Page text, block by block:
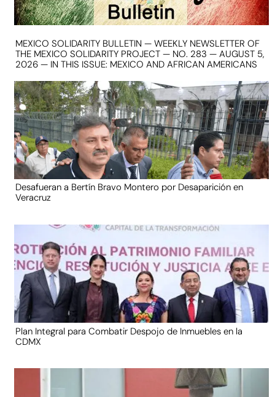
MEXICO SOLIDARITY BULLETIN — WEEKLY NEWSLETTER OF
THE MEXICO SOLIDARITY PROJECT — NO. 283 — AUGUST 5,
2026 — IN THIS ISSUE: MEXICO AND AFRICAN AMERICANS
Desafueran a Bertín Bravo Montero por Desaparición en
Veracruz
Plan Integral para Combatir Despojo de Inmuebles en la
CDMX